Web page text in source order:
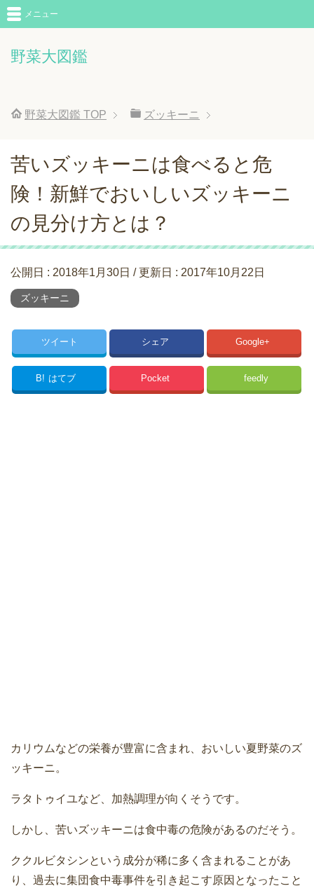
野菜大図鑑
メニュー
野菜大図鑑 TOP ズッキーニ
苦いズッキーニは食べると危
険！新鮮でおいしいズッキーニ
の見分け方とは？
公開日 : 2018年1月30日 / 更新日 : 2017年10月22日
ズッキーニ
ツイート シェア Google+
B! はてブ Pocket feedly
カリウムなどの栄養が豊富に含まれ、おいしい夏野菜のズ
ッキーニ。
ラタトゥイユなど、加熱調理が向くそうです。
しかし、苦いズッキーニは食中毒の危険があるのだそう。
ククルビタシンという成分が稀に多く含まれることがあ
り、過去に集団食中毒事件を引き起こす原因となったこと